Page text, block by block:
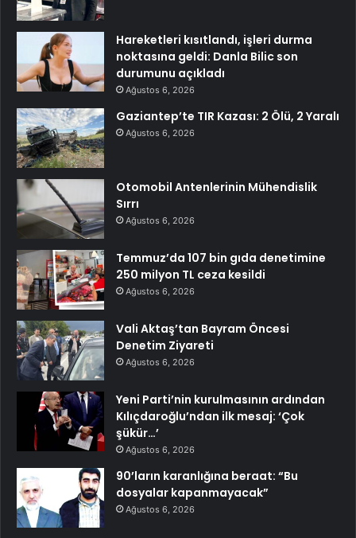
Hareketleri kısıtlandı, işleri durma
noktasına geldi: Danla Bilic son
durumunu açıkladı
Ağustos 6, 2026
Gaziantep’te TIR Kazası: 2 Ölü, 2 Yaralı
Ağustos 6, 2026
Otomobil Antenlerinin Mühendislik
Sırrı
Ağustos 6, 2026
Temmuz’da 107 bin gıda denetimine
250 milyon TL ceza kesildi
Ağustos 6, 2026
Vali Aktaş’tan Bayram Öncesi
Denetim Ziyareti
Ağustos 6, 2026
Yeni Parti’nin kurulmasının ardından
Kılıçdaroğlu’ndan ilk mesaj: ‘Çok
şükür…’
Ağustos 6, 2026
90’ların karanlığına beraat: “Bu
dosyalar kapanmayacak”
Ağustos 6, 2026